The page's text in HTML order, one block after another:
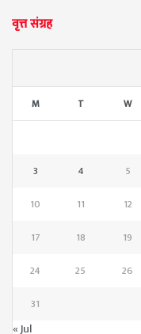
वृत्त संग्रह
M T W
3
4 5
10
11 12
17
18 19
24
25 26
31
« Jul